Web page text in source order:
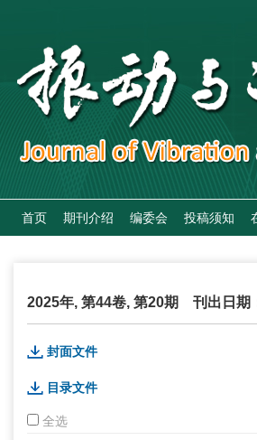
首页 期刊介绍 编委会 投稿须知
2025年, 第44卷, 第20期 刊出日期
封面文件
目录文件
全选